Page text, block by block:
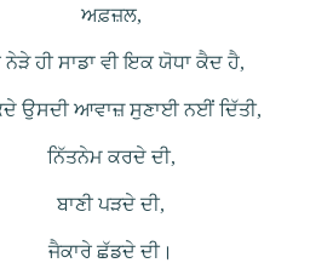
ਅਫ਼ਜ਼ਲ,
ਨੇੜੇ ਹੀ ਸਾਡਾ ਵੀ ਇਕ ਯੋਧਾ ਕੈਦ ਹੈ,
ਉਸਦੀ ਆਵਾਜ਼ ਸੁਣਾਈ ਨਈਂ ਦਿੱਤੀ,
ਨਿੱਤਨੇਮ ਕਰਦੇ ਦੀ,
ਬਾਣੀ ਪੜਦੇ ਦੀ,
ਜੈਕਾਰੇ ਛੱਡਦੇ ਦੀ।